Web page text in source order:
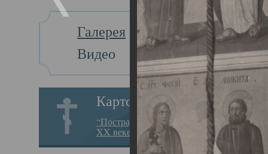
Галерея
Видео
Картотека
“Пострадавшие за веру в
XX веке на Севере”
Главная